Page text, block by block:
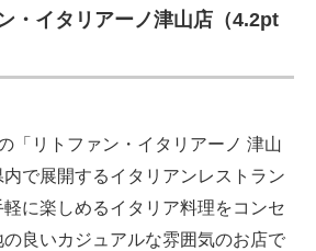
・イタリアーノ津山店（4.2pt
「リトファン・イタリアーノ 津山
で展開するイタリアンレストラン
に楽しめるイタリア料理をコンセ
良いカジュアルな雰囲気のお店で